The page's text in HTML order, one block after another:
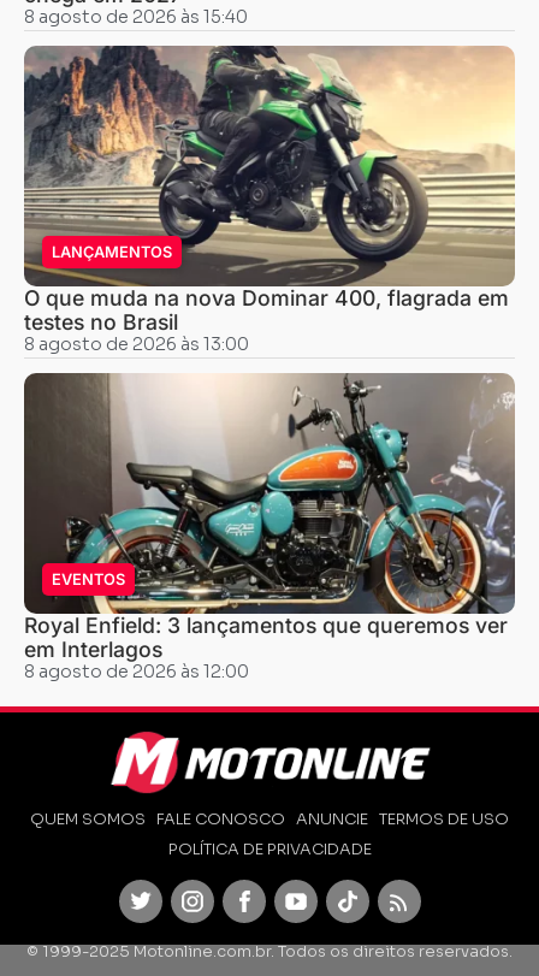
8 agosto de 2026 às 15:40
LANÇAMENTOS
O que muda na nova Dominar 400, flagrada em
testes no Brasil
8 agosto de 2026 às 13:00
EVENTOS
Royal Enfield: 3 lançamentos que queremos ver
em Interlagos
8 agosto de 2026 às 12:00
QUEM SOMOS FALE CONOSCO ANUNCIE TERMOS DE USO
POLÍTICA DE PRIVACIDADE
TwitterInstagramFacebookYoutubeTikTok Feed
© 1999-2025 Motonline.com.br. Todos os direitos reservados.